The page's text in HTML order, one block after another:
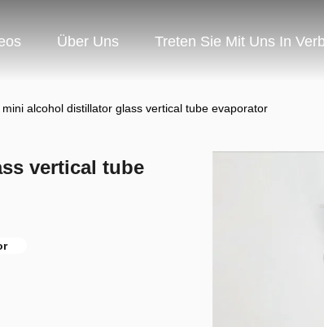
Über Uns Treten Sie Mit Uns In
alcohol distillator glass vertical tube evaporator
vertical tube